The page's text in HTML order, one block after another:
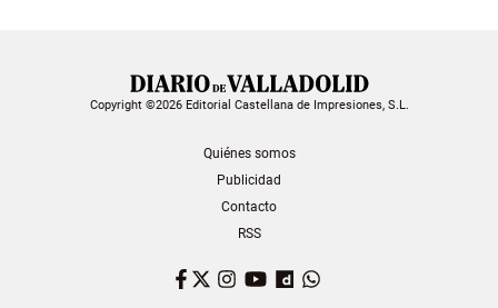
Copyright ©2026 Editorial Castellana de Impresiones, S.L.
Quiénes somos
Publicidad
Contacto
RSS
Facebook
TwitterInstagram
YouTubeDailymotion